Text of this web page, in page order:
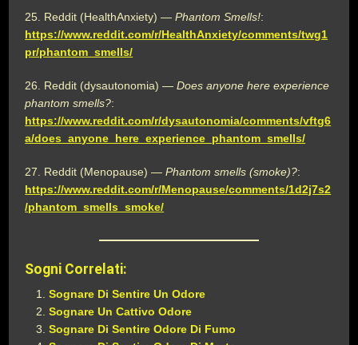
25. Reddit (HealthAnxiety) —Phantom Smells!:
https://www.reddit.com/r/HealthAnxiety/comments/twg1
pr/phantom_smells/
26. Reddit (dysautonomia) —Does anyone here experience
phantom smells?:
https://www.reddit.com/r/dysautonomia/comments/vftg6
a/does_anyone_here_experience_phantom_smells/
27. Reddit (Menopause) —Phantom smells (smoke)?:
https://www.reddit.com/r/Menopause/comments/1d2j7s2
/phantom_smells_smoke/
Sogni Correlati:
Sognare Di Sentire Un Odore
Sognare Un Cattivo Odore
Sognare Di Sentire Odore Di Fumo